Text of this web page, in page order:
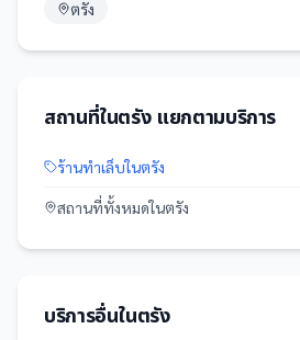
ตรัง
สถานที่ในตรังแยกตามบริการ
ร้านทำเล็บในตรัง
สถานที่ทั้งหมดในตรัง
บริการอื่นในตรัง